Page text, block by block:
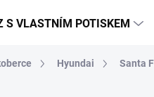
S VLASTNÍM POTISKEM
Hyundai Santa